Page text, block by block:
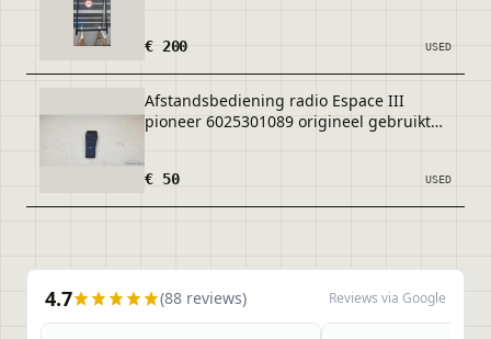
€ 200 USED
Afstandsbediening radio Espace III
pioneer 6025301089 origineel gebruikt
€ 50 USED
4.7 (88 reviews) Reviews via Google